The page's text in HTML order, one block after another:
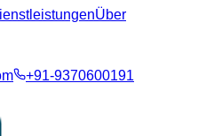
Über
+91-9370600191